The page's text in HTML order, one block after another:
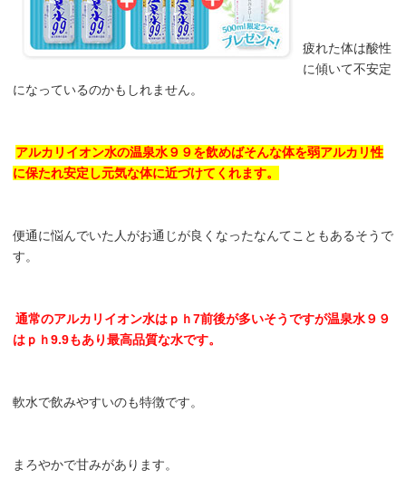
疲れた体は酸性
に傾いて不安定
になっているのかもしれません。
アルカリイオン水の温泉水９９を飲めばそんな体を弱アルカリ性
に保たれ安定し元気な体に近づけてくれます。
便通に悩んでいた人がお通じが良くなったなんてこともあるそうで
す。
通常のアルカリイオン水はｐｈ7前後が多いそうですが温泉水９９
はｐｈ9.9もあり最高品質な水です。
軟水で飲みやすいのも特徴です。
まろやかで甘みがあります。